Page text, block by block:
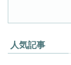
人気記事